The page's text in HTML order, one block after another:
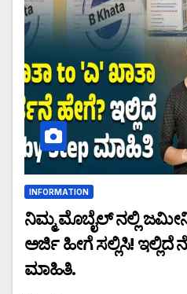
INFORMATION
ನಿಮ್ಮ ಮೊಬೈಲ್ ನಲ್ಲಿ
ಅರ್ಜಿ ಹೀಗೆ ಸಲ್ಲಿಸಿ!
ಮಾಹಿತಿ.